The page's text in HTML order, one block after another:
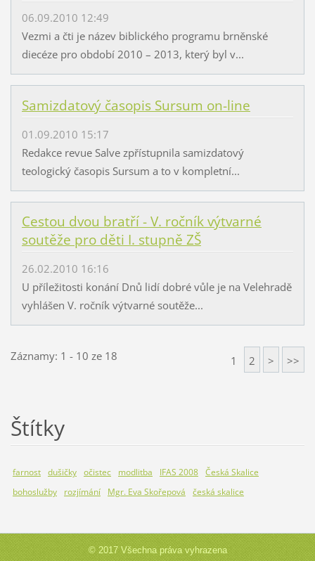
06.09.2010 12:49
Vezmi a čti je název biblického programu brněnské
diecéze pro období 2010 – 2013, který byl v...
Samizdatový časopis Sursum on-line
01.09.2010 15:17
Redakce revue Salve zpřístupnila samizdatový
teologický časopis Sursum a to v kompletní...
Cestou dvou bratří - V. ročník výtvarné
soutěže pro děti I. stupně ZŠ
26.02.2010 16:16
U příležitosti konání Dnů lidí dobré vůle je na Velehradě
vyhlášen V. ročník výtvarné soutěže...
Záznamy: 1 - 10 ze 18 1 2 > >>
Štítky
farnost dušičky očistec modlitba IFAS 2008 Česká Skalice
bohoslužby
rozjímání Mgr. Eva Skořepová česká skalice
© 2017 Všechna práva vyhrazena